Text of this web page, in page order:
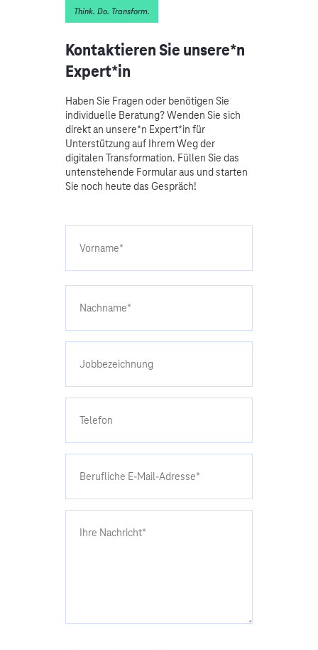
Think. Do. Transform.
Kontaktieren Sie unsere*n
Expert*in
Haben Sie Fragen oder benötigen Sie
individuelle Beratung? Wenden Sie sich
direkt an unsere*n Expert*in für
Unterstützung auf Ihrem Weg der
digitalen Transformation. Füllen Sie das
untenstehende Formular aus und starten
Sie noch heute das Gespräch!